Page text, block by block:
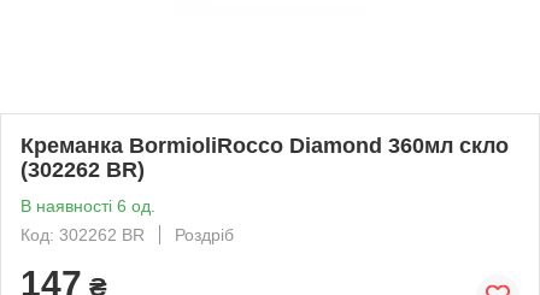
Креманка BormioliRocco Diamond 360мл скло
(302262 BR)
В наявності 6 од.
Код: 302262 BR
Роздріб
147 ₴